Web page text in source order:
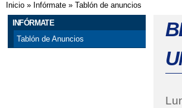
Se encuentra usted aquí
Inicio » Infórmate » Tablón de anuncios
INFÓRMATE
Tablón de Anuncios